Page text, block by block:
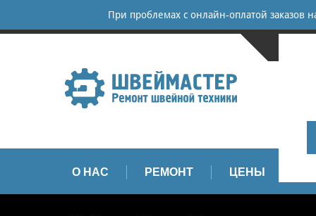
При проблемах с онлайн-оплатой заказов
О НАС РЕМОНТ ЦЕНЫ